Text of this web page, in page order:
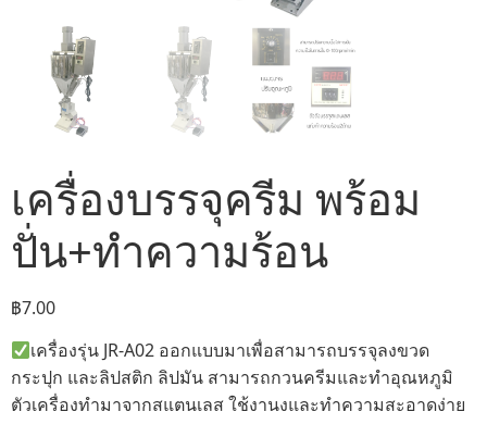
เครื่องบรรจุครีม พร้อม
ปั่น+ทำความร้อน
฿7.00
เครื่องรุ่น JR-A02 ออกแบบมาเพื่อสามารถบรรจุลงขวด
กระปุก และลิปสติก ลิปมัน สามารถกวนครีมและทำอุณหภูมิ
ตัวเครื่องทำมาจากสแตนเลส ใช้งานงและทำความสะอาดง่าย